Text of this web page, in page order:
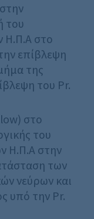
του
Η.Π.Α στο
επίβλεψη
της
του Pr.
στο
του
Η.Π.Α στην
των
νεύρων και
υπό την Pr.